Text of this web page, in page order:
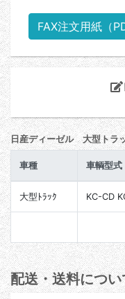
FAX注文用紙（
日産ディーゼル 大型トラ
車種 車輌型式
大型ﾄﾗｯｸ KC-CD
配送・送料につい